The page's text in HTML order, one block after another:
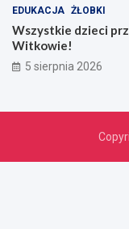
EDUKACJA ŻŁOBKI
Wszystkie dzieci
Witkowie!
5 sierpnia 2026